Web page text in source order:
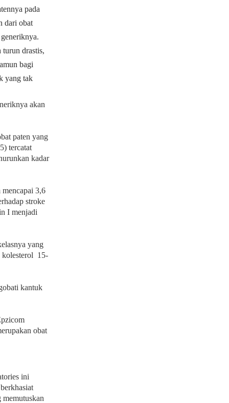
pada
dari obat
generiknya.
turun drastis,
bagi
yang tak
akan
paten yang
tercatat
kadar
mencapai 3,6
stroke
I menjadi
yang
kolesterol 15-
kantuk
obat
ini